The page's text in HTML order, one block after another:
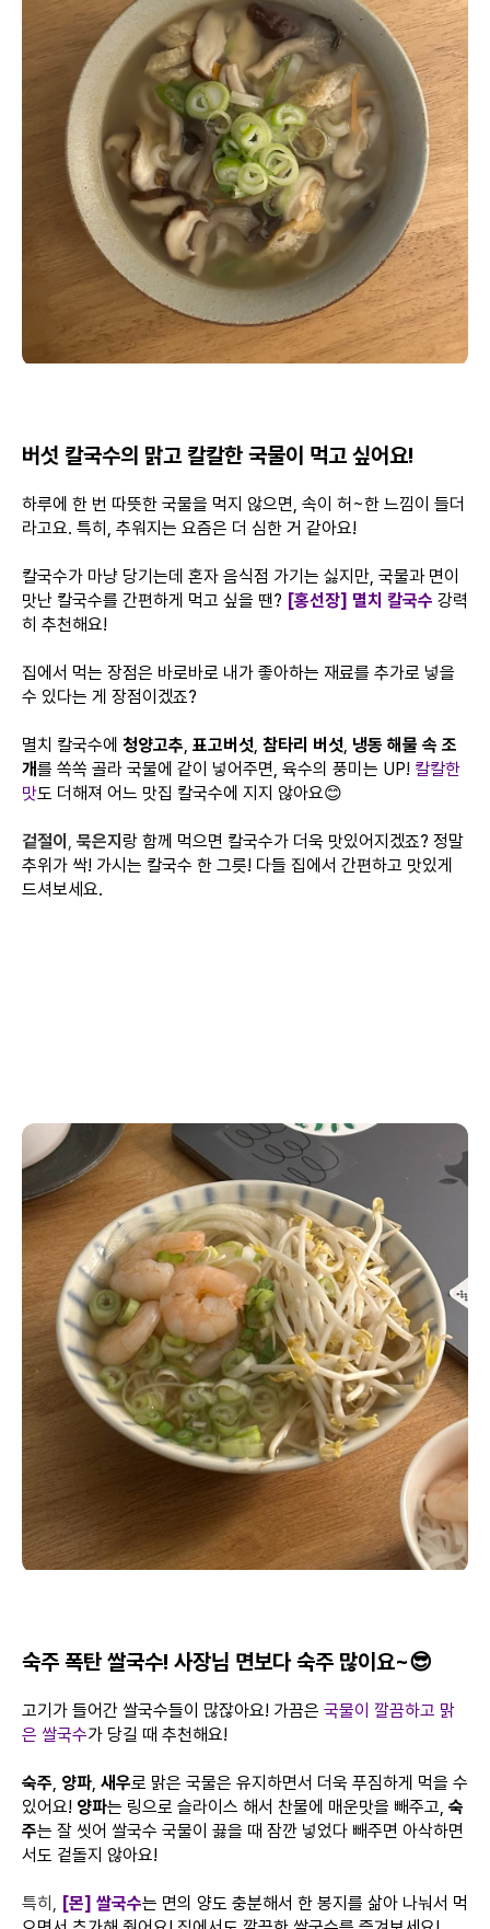
버섯 칼국수의 맑고 칼칼한 국물이 먹고 싶어요!
하루에 한 번 따뜻한 국물을 먹지 않으면, 속이 허~한 느낌이 들더
라고요. 특히, 추워지는 요즘은 더 심한 거 같아요!
칼국수가 마냥 당기는데 혼자 음식점 가기는 싫지만, 국물과 면이
맛난 칼국수를 간편하게 먹고 싶을 땐? [홍선장] 멸치 칼국수 강력
히 추천해요!
집에서 먹는 장점은 바로바로 내가 좋아하는 재료를 추가로 넣을
수 있다는 게 장점이겠죠?
멸치 칼국수에 청양고추, 표고버섯, 참타리 버섯, 냉동 해물 속 조
개를 쏙쏙 골라 국물에 같이 넣어주면, 육수의 풍미는 UP! 칼칼한
맛도 더해져 어느 맛집 칼국수에 지지 않아요😊
겉절이 , 묵은지 랑 함께 먹으면 칼국수가 더욱 맛있어지겠죠? 정말
추위가 싹! 가시는 칼국수 한 그릇! 다들 집에서 간편하고 맛있게
드셔보세요.
숙주 폭탄 쌀국수! 사장님 면보다 숙주 많이요~😎
고기가 들어간 쌀국수들이 많잖아요! 가끔은 국물이 깔끔하고 맑
은 쌀국수가 당길 때 추천해요!
숙주, 양파, 새우로 맑은 국물은 유지하면서 더욱 푸짐하게 먹을 수
있어요! 양파는 링으로 슬라이스 해서 찬물에 매운맛을 빼주고, 숙
주는 잘 씻어 쌀국수 국물이 끓을 때 잠깐 넣었다 빼주면 아삭하면
서도 겉돌지 않아요!
특히, [몬] 쌀국수는 면의 양도 충분해서 한 봉지를 삶아 나눠서 먹